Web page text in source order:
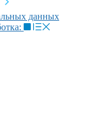
данных